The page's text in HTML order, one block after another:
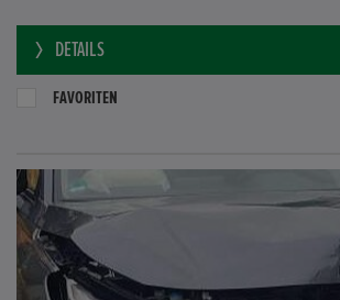
DETAILS
FAVORITEN